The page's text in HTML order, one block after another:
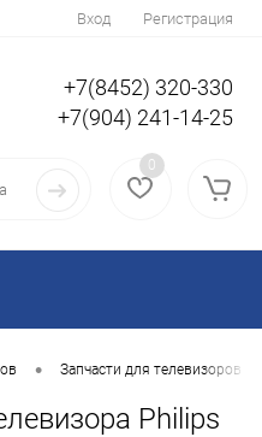
Вход Регистрация
+7(8452) 320-330
+7(904) 241-14-25
0
• Запчасти для телевизоров
Philips